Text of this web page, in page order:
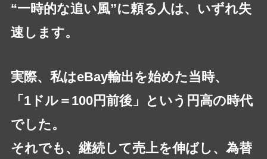
“一時的な追い風”に頼る人は、いずれ失
速します。
実際、私はeBay輸出を始めた当時、
「1ドル＝100円前後」という円高の時代
でした。
それでも、継続して売上を伸ばし、為替